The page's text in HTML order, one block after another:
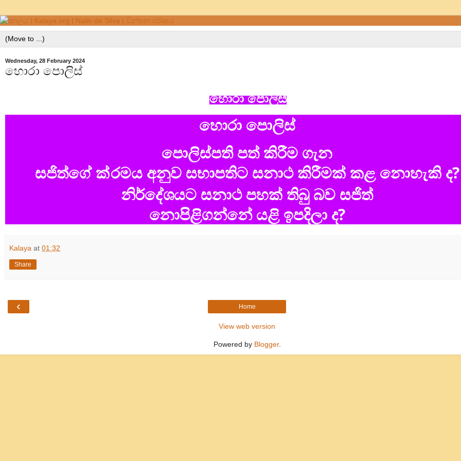
Wednesday, 28 February 2024
හොරා පොලිස්
හොරා පොලිස්
හොරා පොලිස්
පොලිස්පති පත් කිරීම ගැන
සජිත්ගේ ක්රමය අනුව සභාපතිට සනාථ කිරීමක් කළ නොහැකි ද?
නිර්දේශයට සනාථ පහක් තිබු බව සජිත්
නොපිළිගන්නේ යළි ඉපදිලා ද?
Kalaya at 01:32
Share
‹ Home
View web version
Powered by Blogger.